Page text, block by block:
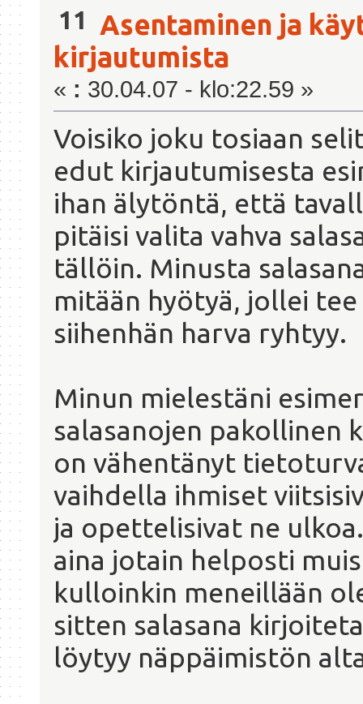
11 Asentaminen ja
kirjautumista
« : 30.04.07 - klo:22.59 »
Voisiko joku tosiaan
edut kirjautumisesta
ihan älytöntä, että
pitäisi valita vahva
tällöin. Minusta
mitään hyötyä, jollei
siihenhän harva ryhtyy.
Minun mielestäni
salasanojen pakollinen
on vähentänyt
vaihdella ihmiset
ja opettelisivat ne
aina jotain helposti
kulloinkin meneillään
sitten salasana
löytyy näppäimistön